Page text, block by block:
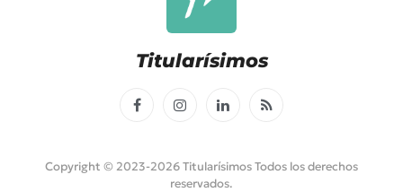
Titularísimos
FacebookInstagramLinkedInRSS
Copyright © 2023-2026 Titularísimos Todos los derechos
reservados.